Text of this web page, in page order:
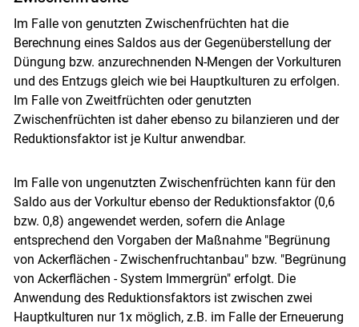
Im Falle von genutzten Zwischenfrüchten hat die
Berechnung eines Saldos aus der Gegenüberstellung der
Düngung bzw. anzurechnenden N-Mengen der Vorkulturen
und des Entzugs gleich wie bei Hauptkulturen zu erfolgen.
Im Falle von Zweitfrüchten oder genutzten
Zwischenfrüchten ist daher ebenso zu bilanzieren und der
Reduktionsfaktor ist je Kultur anwendbar.
Im Falle von ungenutzten Zwischenfrüchten kann für den
Saldo aus der Vorkultur ebenso der Reduktionsfaktor (0,6
bzw. 0,8) angewendet werden, sofern die Anlage
entsprechend den Vorgaben der Maßnahme "Begrünung
von Ackerflächen - Zwischenfruchtanbau" bzw. "Begrünung
von Ackerflächen - System Immergrün" erfolgt. Die
Anwendung des Reduktionsfaktors ist zwischen zwei
Hauptkulturen nur 1x möglich, z.B. im Falle der Erneuerung